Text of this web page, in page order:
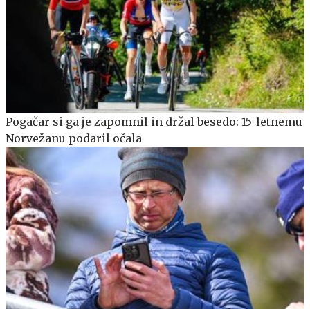
Pogačar si ga je zapomnil in držal besedo: 15-letnemu
Norvežanu podaril očala